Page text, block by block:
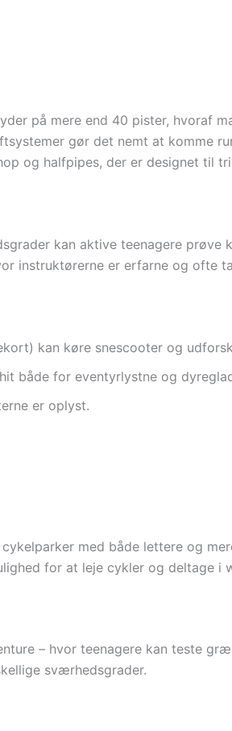
på mere end 40 pister, hvoraf
gør det nemt at komme
og halfpipes, der er designet til
kan aktive teenagere prøve
instruktørerne er erfarne og ofte
kan køre snescooter og
både for eventyrlystne og
er oplyst.
med både lettere og
for at leje cykler og deltage i
– hvor teenagere kan teste
sværhedsgrader.